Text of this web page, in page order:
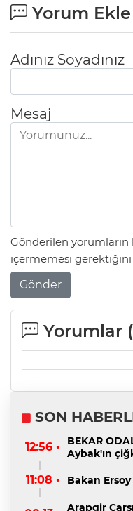
Yorum Ekle
Adınız Soyadınız
Mesaj
Gönderilen
içermemesi gerektiğini
Gönder
Yorumlar (
SON
12:56 •
BEKAR
Aybak'ın
11:08 • Bakan
Arapgir